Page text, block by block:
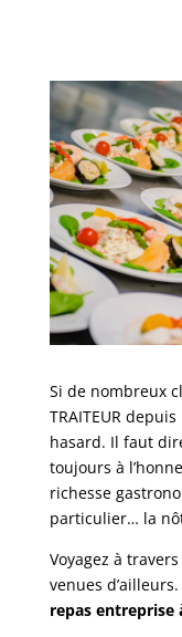
Si de nombreux
TRAITEUR
hasard. Il faut
toujours à
richesse
particulier… la
Voyagez à
venues
repas entreprise